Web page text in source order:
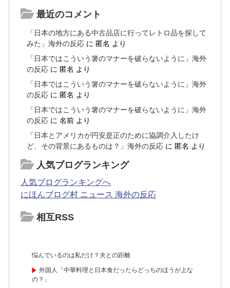
最近のコメント
「日本の地方にある中古品店に行ってレトロ品を探して
みた」海外の反応 に匿名 より
「日本ではこういう箸のマナーを破らないように」海外
の反応 に匿名 より
「日本ではこういう箸のマナーを破らないように」海外
の反応 に匿名 より
「日本ではこういう箸のマナーを破らないように」海外
の反応 に名前 より
「日本とアメリカが円安是正のために協調介入したけ
ど、その背景にあるものは？」海外の反応 に匿名 より
人気ブログランキング
人気ブログランキングへ
にほんブログ村 ニュース 海外の反応
相互RSS
悩んでいるのは私だけ？夫との距離
外国人「中華料理と日本食だったらどっちのほうが上な
の？」